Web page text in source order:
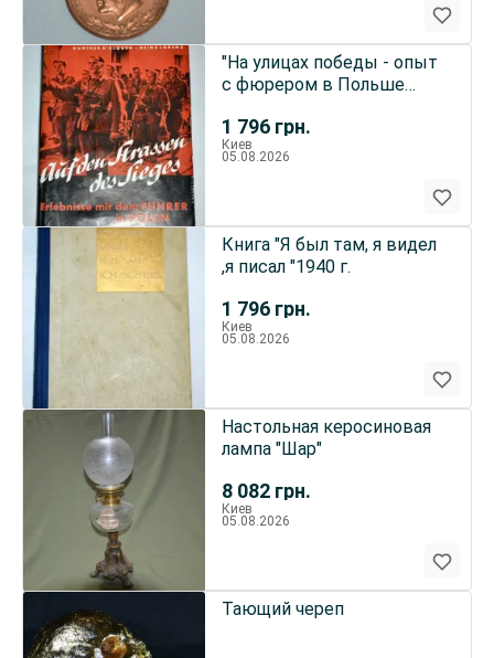
1 796 грн.
"На улицах победы - опыт
с фюрером в Польше
Киев
05.08.2026
1 796 грн.
Книга "Я был там, я видел
,я писал "1940 г.
Киев
05.08.2026
8 082 грн.
Настольная керосиновая
лампа "Шар"
Киев
05.08.2026
Тающий череп